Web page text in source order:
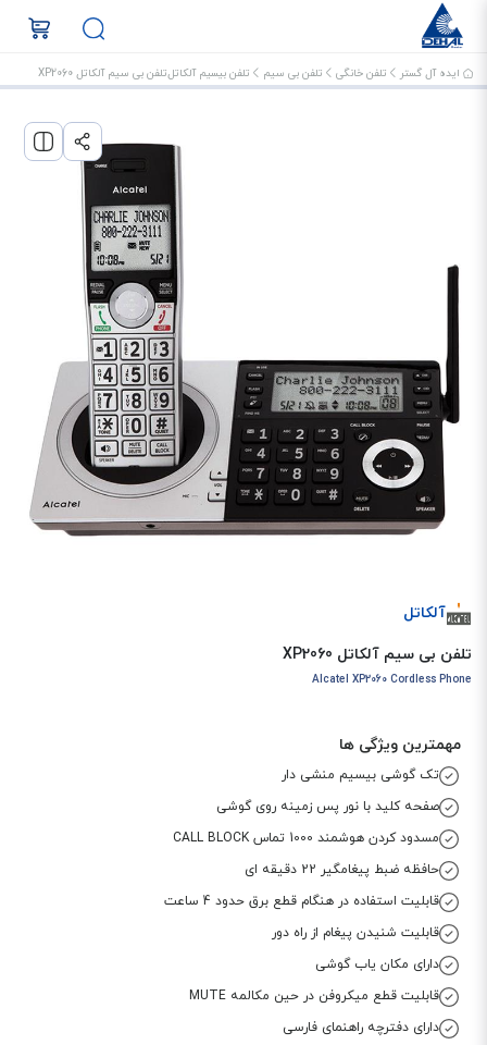
ایده آل گستر تلفن خانگی تلفن بی سیم تلفن بیسیم آلکاتلتلفن بی سیم آلکاتل XP2060
آلکاتل
تلفن بی سیم آلکاتل XP2060
Alcatel XP2060 Cordless Phone
مهمترین ویژگی ها
تک گوشی بیسیم منشی دار
صفحه کلید با نور پس زمینه روی گوشی
مسدود کردن هوشمند 1000 تماس CALL BLOCK
حافظه ضبط پیغامگیر 22 دقیقه ای
قابلیت استفاده در هنگام قطع برق حدود 4 ساعت
قابلیت شنیدن پیغام از راه دور
دارای مکان یاب گوشی
قابلیت قطع میکروفن در حین مکالمه MUTE
دارای دفترچه راهنمای فارسی